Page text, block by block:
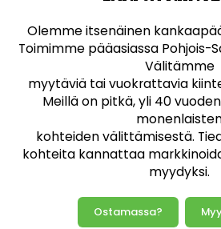
Olemme itsenäinen
Toimimme pääasiassa Pohjois-
Välitämme
myytäviä tai vuokrattavia
Meillä on pitkä, yli 40
kohteiden välittämisestä.
kohteita kannattaa
myydyksi.
Ostamassa?